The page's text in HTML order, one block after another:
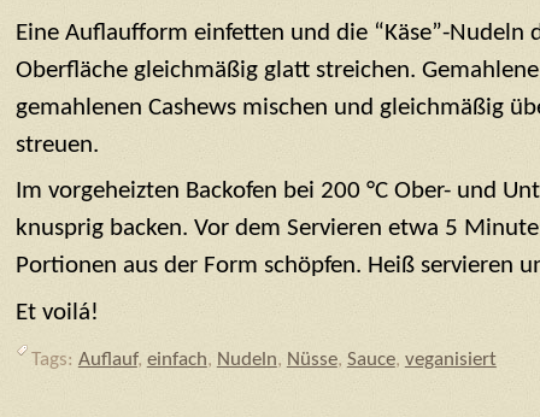
Eine Auflaufform einfetten und die “Käse”-Nudeln
Oberfläche gleichmäßig glatt streichen.
gemahlenen Cashews mischen und gleichmäßig
streuen.
Im vorgeheizten Backofen bei 200 °C Ober- und
knusprig backen. Vor dem Servieren etwa 5
Portionen aus der Form schöpfen. Heiß servieren
Et voilá!
Tags: Auflauf, einfach, Nudeln, Nüsse, Sauce, veganisiert